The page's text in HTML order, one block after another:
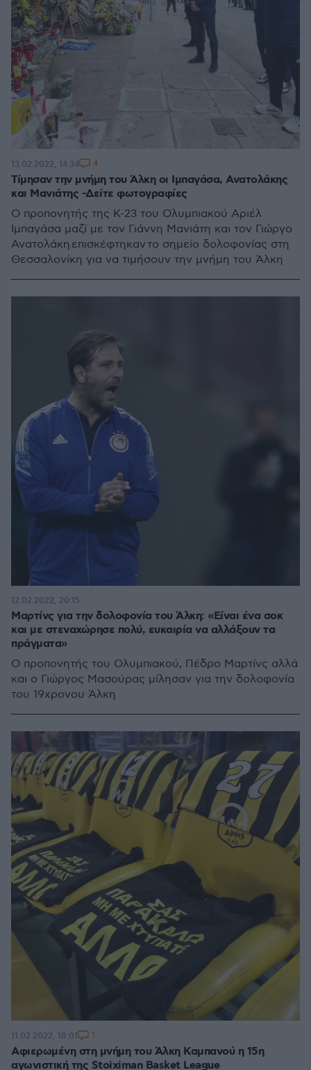
Τίμησαν την μνήμη του Άλκη οι Ιμπαγάσα, Ανατολάκης
και Μανιάτης -Δείτε φωτογραφίες
Ο προπονητής της Κ-23 του Ολυμπιακού Αριέλ
Ιμπαγάσα μαζί με τον Γιάννη Μανιάτη και τον Γιώργο
Ανατολάκη επισκέφτηκαν το σημείο δολοφονίας στη
Θεσσαλονίκη για να τιμήσουν την μνήμη του Άλκη
13.02.2022, 14:34 4
Μαρτίνς για την δολοφονία του Άλκη: «Είναι ένα σοκ
και με στεναχώρησε πολύ, ευκαιρία να αλλάξουν τα
πράγματα»
Ο προπονητής του Ολυμπιακού, Πέδρο Μαρτίνς αλλά
και ο Γιώργος Μασούρας μίλησαν για την δολοφονία
του 19χρονου Άλκη
12.02.2022, 20:15
Αφιερωμένη στη μνήμη του Άλκη Καμπανού η 15η
αγωνιστική της Stoiximan Basket League
11.02.2022, 18:01 1